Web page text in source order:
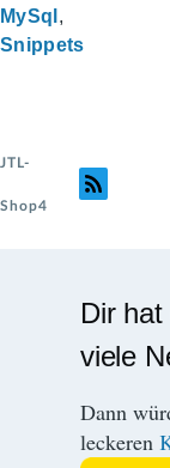
MySql
Snippets
JTL-
Shop4
Dir
viele
Dann
leckeren